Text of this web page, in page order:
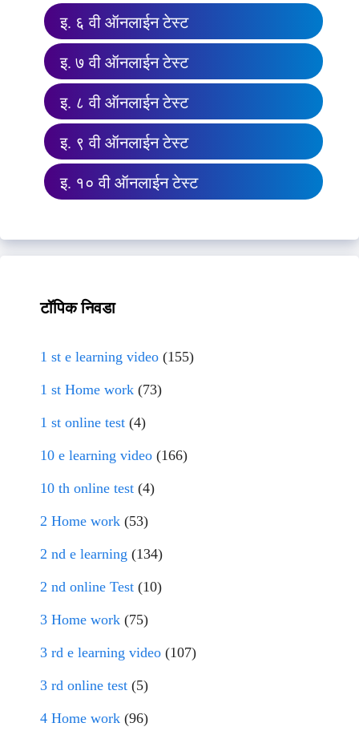
इ. ६ वी ऑनलाईन टेस्ट
इ. ७ वी ऑनलाईन टेस्ट
इ. ८ वी ऑनलाईन टेस्ट
इ. ९ वी ऑनलाईन टेस्ट
इ. १० वी ऑनलाईन टेस्ट
टॉपिक निवडा
1 st e learning video (155)
1 st Home work (73)
1 st online test (4)
10 e learning video (166)
10 th online test (4)
2 Home work (53)
2 nd e learning (134)
2 nd online Test (10)
3 Home work (75)
3 rd e learning video (107)
3 rd online test (5)
4 Home work (96)